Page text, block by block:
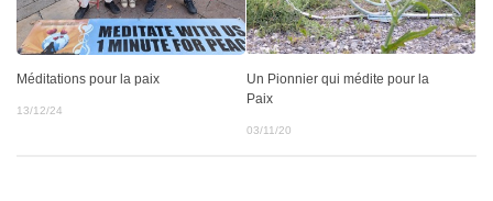
Méditations pour la paix
13/12/24
Un Pionnier qui médite pour la
Paix
03/11/20